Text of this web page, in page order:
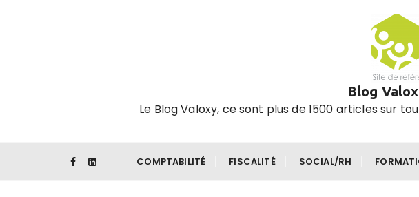
Blog
Le Blog Valoxy, ce sont plus de 1500 articles sur
COMPTABILITÉ FISCALITÉ SOCIAL/RH